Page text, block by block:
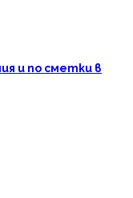
и по сметки в